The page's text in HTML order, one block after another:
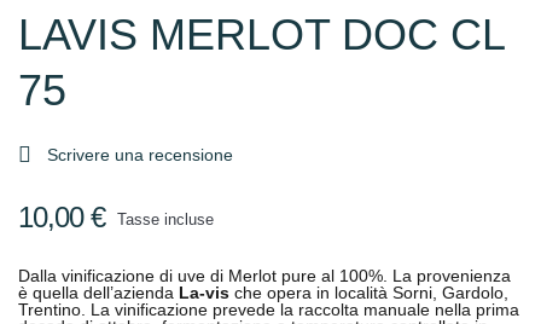
LAVIS MERLOT DOC CL
75
 Scrivere una recensione
10,00 € Tasse incluse
Dalla vinificazione di uve di Merlot pure al 100%. La provenienza
è quella dell’azienda La-vis che opera in località Sorni, Gardolo,
Trentino. La vinificazione prevede la raccolta manuale nella prima